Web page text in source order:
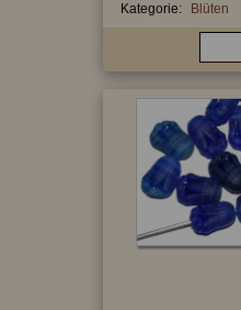
Kategorie: Blüten